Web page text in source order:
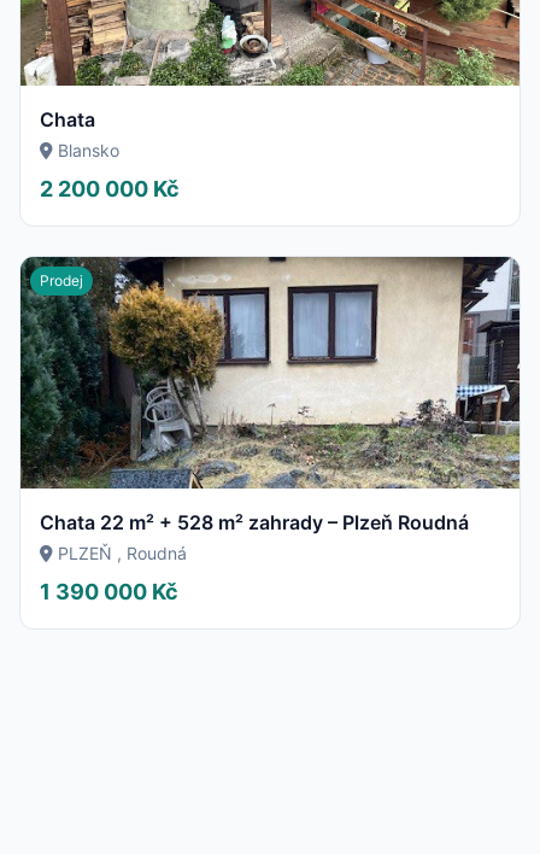
Chata
Blansko
2 200 000 Kč
Prodej
Chata 22 m² + 528 m² zahrady – Plzeň Roudná
PLZEŇ , Roudná
1 390 000 Kč